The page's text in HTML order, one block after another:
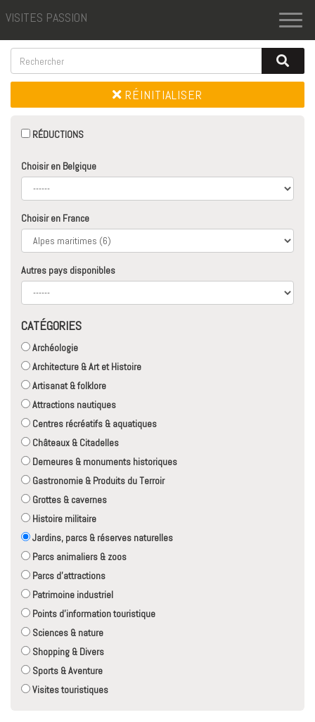
VISITES PASSION
RÉINITIALISER
RÉDUCTIONS
Choisir en Belgique
Choisir en France
Autres pays disponibles
CATÉGORIES
Archéologie
Architecture & Art et Histoire
Artisanat & folklore
Attractions nautiques
Centres récréatifs & aquatiques
Châteaux & Citadelles
Demeures & monuments historiques
Gastronomie & Produits du Terroir
Grottes & cavernes
Histoire militaire
Jardins, parcs & réserves naturelles
Parcs animaliers & zoos
Parcs d'attractions
Patrimoine industriel
Points d'information touristique
Sciences & nature
Shopping & Divers
Sports & Aventure
Visites touristiques